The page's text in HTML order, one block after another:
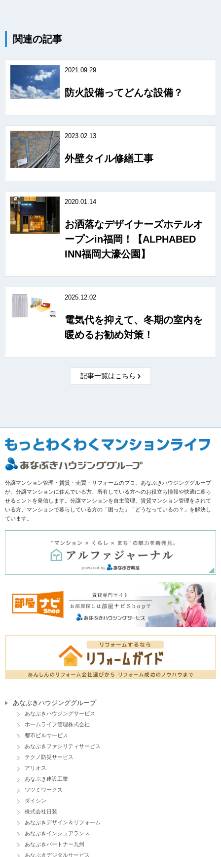
関連の記事
2021.09.29
防火設備ってどんな設備？
2023.02.13
外壁タイル修繕工事
2020.01.14
お洒落なデザイナーズホテルオ
ープンin福岡！【ALPHABED
INN福岡大濠公園】
2025.12.02
電気代を抑えて、冬期の室内を
暖めるお勧め対策！
記事一覧はこちら
分譲マンション管理・賃貸・売買・リフォームのプロ、あなぶきハウジンググループ
が、分譲マンションに住んでいる方、所有している方へのお役立ち情報や快適に暮ら
せるヒントを発信します。分譲マンションを自主管理、賃貸マンション管理をされて
いる方、マンションで暮らしている方の「困った」「どうなっているの？」を解決し
ています。
あなぶきハウジンググループ
あなぶきハウジングサービス
ホームライフ管理株式会社
都市ビルサービス
あなぶきファシリティサービス
テクノ防災サービス
アリオス
あなぶき建設工業
ツツミワークス
ダイシン
株式会社日装
あなぶきデザイン＆リフォーム
あなぶきインシュアランス
あなぶきパートナー九州
あなぶきデジタルサービス